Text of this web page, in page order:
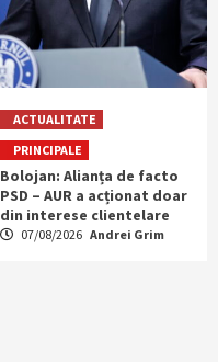
ACTUALITATE
PRINCIPALE
Bolojan: Alianța de facto
PSD – AUR a acționat doar
din interese clientelare
07/08/2026 Andrei Grim